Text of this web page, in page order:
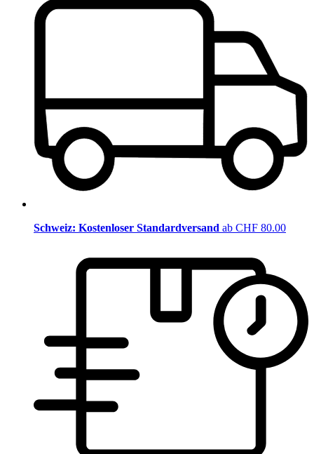
Schweiz: Kostenloser Standardversand ab CHF 80.00